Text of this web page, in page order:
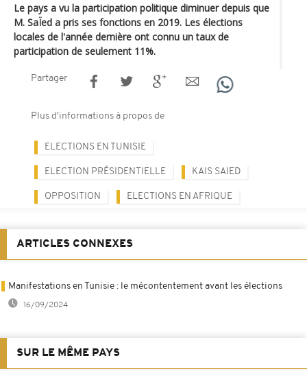
Le pays a vu la participation politique diminuer depuis que
M. SaÏed a pris ses fonctions en 2019. Les élections
locales de l'année dernière ont connu un taux de
participation de seulement 11%.
Partager
Plus d'informations à propos de
ELECTIONS EN TUNISIE
ELECTION PRÉSIDENTIELLE KAIS SAIED
OPPOSITION ELECTIONS EN AFRIQUE
ARTICLES CONNEXES
Manifestations en Tunisie : le mécontentement avant les élections
16/09/2024
SUR LE MÊME PAYS